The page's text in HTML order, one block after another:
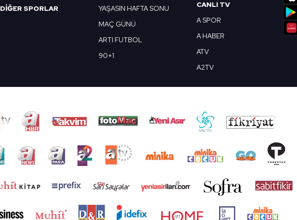
DİĞER SPORLAR
YAŞASIN HAFTA SONU
MAÇ GÜNÜ
ARTI FUTBOL
90+1
CANLI TV
A SPOR
A HABER
ATV
A2TV